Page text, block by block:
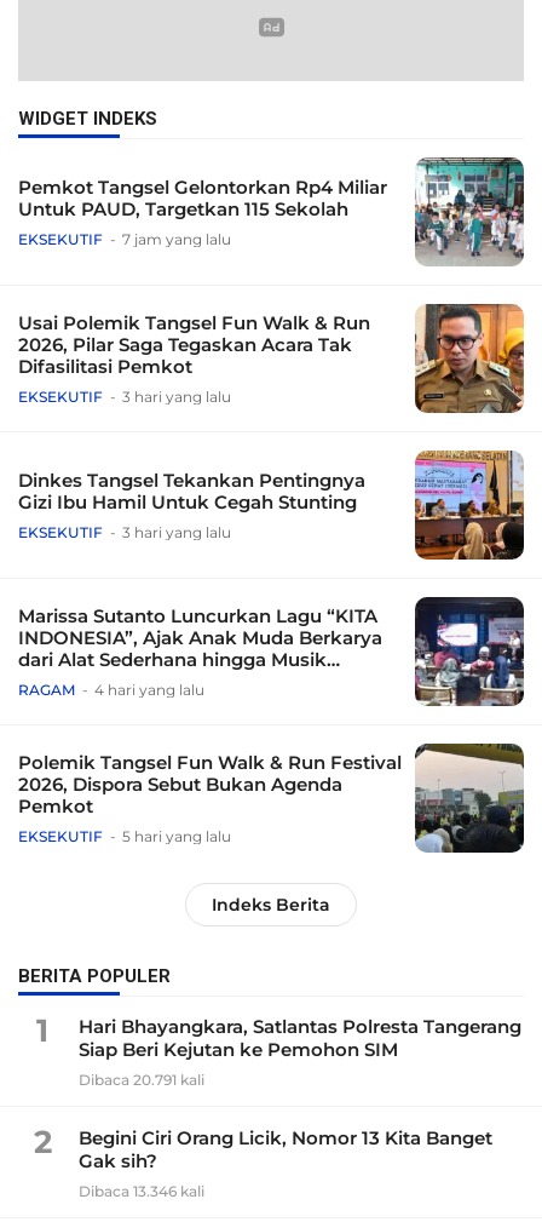
WIDGET INDEKS
Pemkot Tangsel Gelontorkan Rp4 Miliar
Untuk PAUD, Targetkan 115 Sekolah
EKSEKUTIF 7 jam yang lalu
Usai Polemik Tangsel Fun Walk & Run
2026, Pilar Saga Tegaskan Acara Tak
Difasilitasi Pemkot
EKSEKUTIF 3 hari yang lalu
Dinkes Tangsel Tekankan Pentingnya
Gizi Ibu Hamil Untuk Cegah Stunting
EKSEKUTIF 3 hari yang lalu
Marissa Sutanto Luncurkan Lagu “KITA
INDONESIA”, Ajak Anak Muda Berkarya
dari Alat Sederhana hingga Musik
Tradisional
RAGAM 4 hari yang lalu
Polemik Tangsel Fun Walk & Run Festival
2026, Dispora Sebut Bukan Agenda
Pemkot
EKSEKUTIF 5 hari yang lalu
Indeks Berita
BERITA POPULER
1
Hari Bhayangkara, Satlantas Polresta Tangerang
Siap Beri Kejutan ke Pemohon SIM
Dibaca 20.791 kali
2
Begini Ciri Orang Licik, Nomor 13 Kita Banget
Gak sih?
Dibaca 13.346 kali